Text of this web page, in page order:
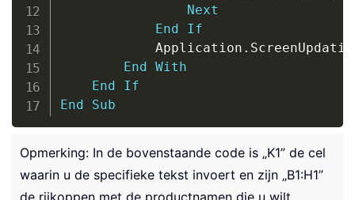
Next
End
If
            Application
.
End
With
End
If
End
Sub
Opmerking: In de bovenstaande code is „K1” de cel
waarin u de specifieke tekst invoert en zijn „B1:H1”